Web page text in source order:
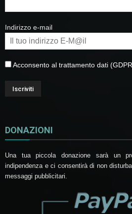
Indirizzo e-mail
Acconsento al trattamento dati
DONAZIONI
Una tua piccola donazione sarà un
indipendenza e ci consentirà di non
messaggi pubblicitari.